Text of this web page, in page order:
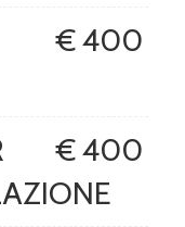
€ 400
€ 400